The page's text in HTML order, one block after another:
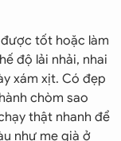
tốt hoặc làm
độ lải nhải, nhai
xám xịt. Có đẹp
chòm sao
thật nhanh để
như mẹ già ở